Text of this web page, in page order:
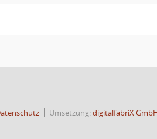
Umsetzung:digitalfabriX